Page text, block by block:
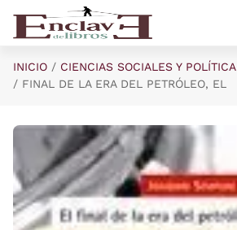
Saltar al contenido principal
INICIO CIENCIAS SOCIALES Y POLÍTICA
FINAL DE LA ERA DEL PETRÓLEO, EL